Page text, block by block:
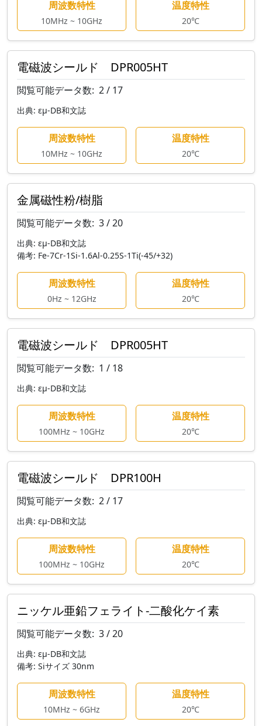
周波数特性
10MHz ~ 10GHz
温度特性
20℃
電磁波シールド DPR005HT
閲覧可能データ数: 2 / 17
出典: εμ-DB和文誌
周波数特性
10MHz ~ 10GHz
温度特性
20℃
金属磁性粉/樹脂
閲覧可能データ数: 3 / 20
出典: εμ-DB和文誌
備考: Fe-7Cr-1Si-1.6Al-0.25S-1Ti(-45/+32)
周波数特性
0Hz ~ 12GHz
温度特性
20℃
電磁波シールド DPR005HT
閲覧可能データ数: 1 / 18
出典: εμ-DB和文誌
周波数特性
100MHz ~ 10GHz
温度特性
20℃
電磁波シールド DPR100H
閲覧可能データ数: 2 / 17
出典: εμ-DB和文誌
周波数特性
100MHz ~ 10GHz
温度特性
20℃
ニッケル亜鉛フェライト-二酸化ケイ素
閲覧可能データ数: 3 / 20
出典: εμ-DB和文誌
備考: Siサイズ 30nm
周波数特性
10MHz ~ 6GHz
温度特性
20℃